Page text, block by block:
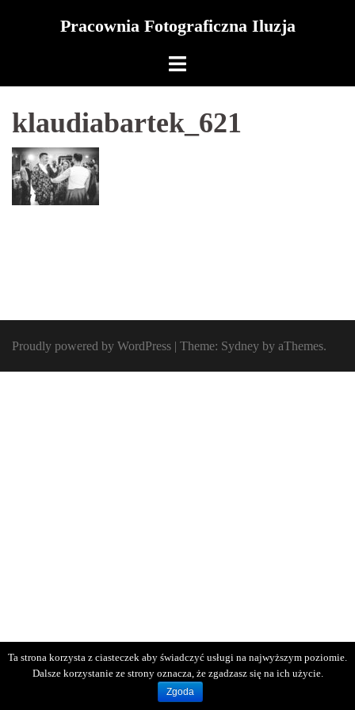
Pracownia Fotograficzna Iluzja
klaudiabartek_621
Proudly powered by WordPress | Theme: Sydney by aThemes.
Ta strona korzysta z ciasteczek aby świadczyć usługi na najwyższym poziomie.
Dalsze korzystanie ze strony oznacza, że zgadzasz się na ich użycie.
Zgoda